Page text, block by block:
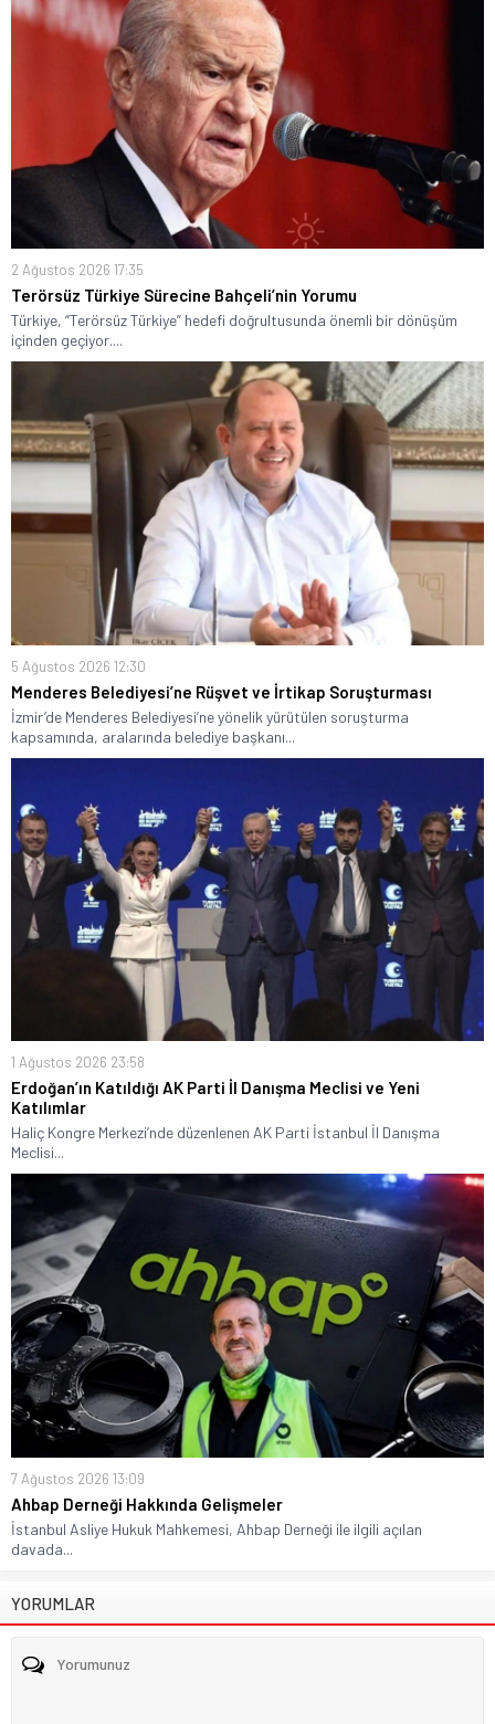
2 Ağustos 2026 17:35
Terörsüz Türkiye Sürecine Bahçeli’nin Yorumu
Türkiye, “Terörsüz Türkiye” hedefi doğrultusunda önemli bir dönüşüm
içinden geçiyor....
5 Ağustos 2026 12:30
Menderes Belediyesi’ne Rüşvet ve İrtikap Soruşturması
İzmir’de Menderes Belediyesi’ne yönelik yürütülen soruşturma
kapsamında, aralarında belediye başkanı...
1 Ağustos 2026 23:58
Erdoğan’ın Katıldığı AK Parti İl Danışma Meclisi ve Yeni
Katılımlar
Haliç Kongre Merkezi’nde düzenlenen AK Parti İstanbul İl Danışma
Meclisi...
7 Ağustos 2026 13:09
Ahbap Derneği Hakkında Gelişmeler
İstanbul Asliye Hukuk Mahkemesi, Ahbap Derneği ile ilgili açılan
davada...
YORUMLAR